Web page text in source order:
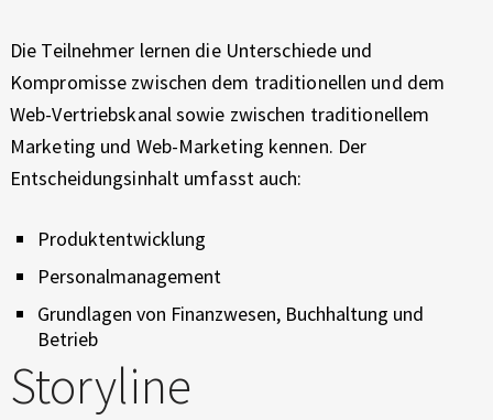
C
E
Ä
F
T
S
T
A
Die Teilnehmer lernen die Unterschiede und
Kompromisse zwischen dem traditionellen und dem
Web-Vertriebskanal sowie zwischen traditionellem
Marketing und Web-Marketing kennen. Der
Entscheidungsinhalt umfasst auch:
Produktentwicklung
Personalmanagement
Grundlagen von Finanzwesen, Buchhaltung und
Betrieb
Storyline